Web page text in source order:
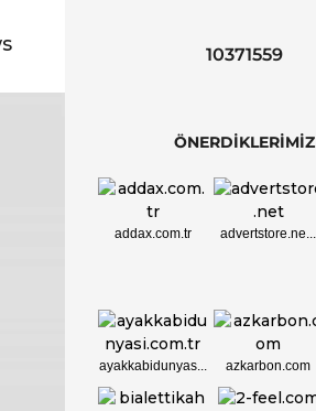
10371559
ÖNERDİKLERİMİZ
addax.com.tr advertstore.ne...
ayakkabidunyas... azkarbon.com